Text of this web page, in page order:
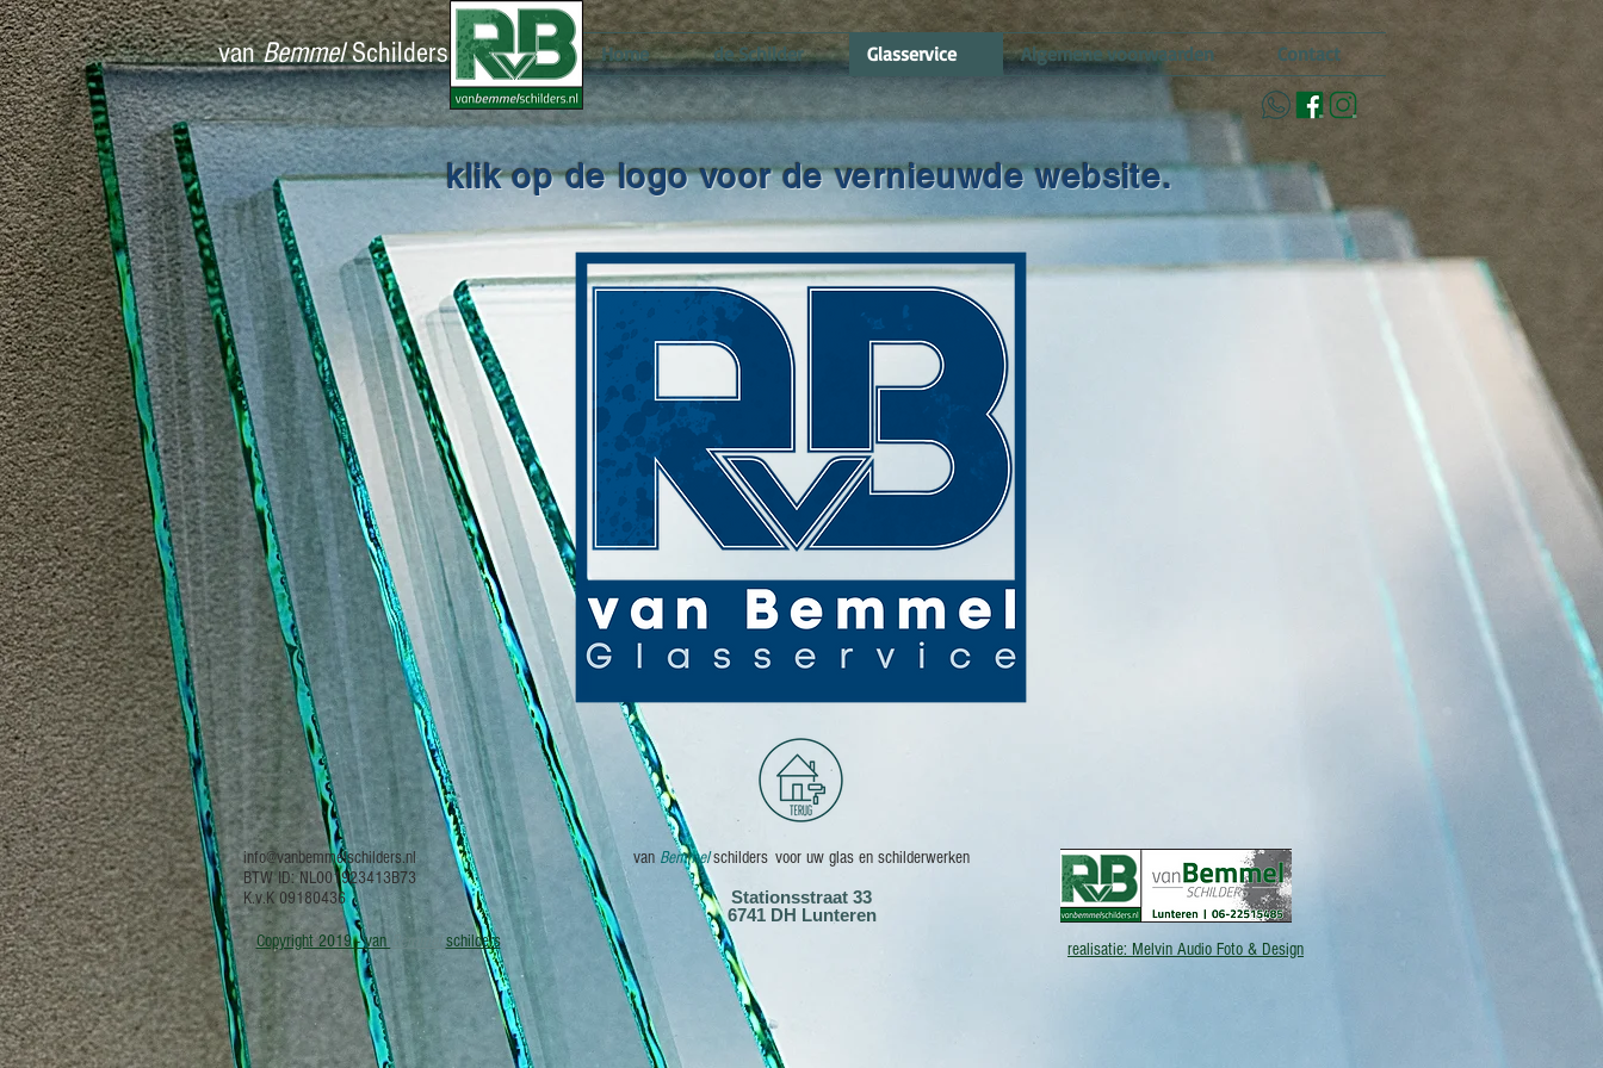
vanBemmelSchilders Home de Schilder Glasservice Algemene voorwaarden Contact
klik op de logo voor de vernieuwde website.
info@vanbemmelschilders.nl
BTW ID: NL001923413B73
K.v.K 09180436
Copyright 2019 - van Bemmel schilders
van Bemmelschilders voor uw glas en schilderwerken
Stationsstraat 33
6741 DH Lunteren
realisatie: Melvin Audio Foto & Design